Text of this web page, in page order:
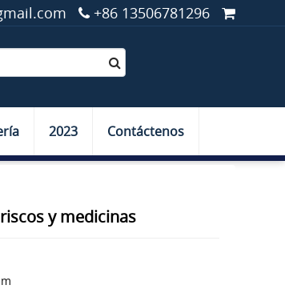
+86 13506781296
2023 Contáctenos
y medicinas